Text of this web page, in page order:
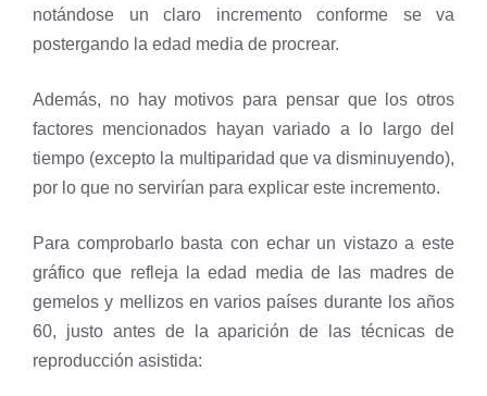
notándose un claro incremento conforme se va
postergando la edad media de procrear.
Además, no hay motivos para pensar que los otros
factores mencionados hayan variado a lo largo del
tiempo (excepto la multiparidad que va disminuyendo),
por lo que no servirían para explicar este incremento.
Para comprobarlo basta con echar un vistazo a este
gráfico que refleja la edad media de las madres de
gemelos y mellizos en varios países durante los años
60, justo antes de la aparición de las técnicas de
reproducción asistida: